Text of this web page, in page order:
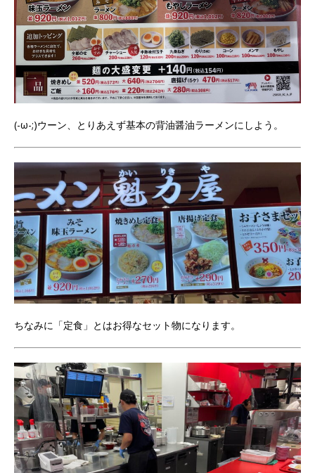
(-ω-;)ウーン、とりあえず基本の背油醤油ラーメンにしよう。
ちなみに「定食」とはお得なセット物になります。